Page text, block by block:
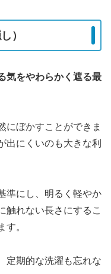
）
気をやわらかく遮る最
にぼかすことができま
出にくいのも大きな利
準にし、明るく軽やか
触れない長さにするこ
す。
定期的な洗濯も忘れな